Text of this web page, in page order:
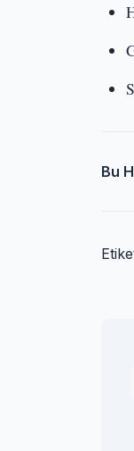
Bu